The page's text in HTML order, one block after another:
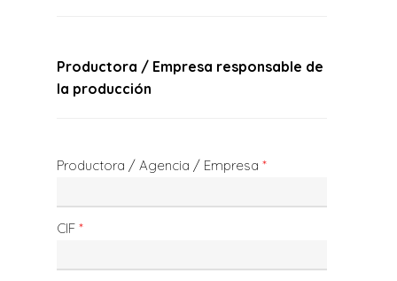
Productora / Empresa responsable de
la producción
Productora / Agencia / Empresa*
CIF*